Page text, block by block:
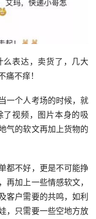
表达，卖货了，几大
不痒！
一个人考场的时候，就
视频，图片本身的吸
气的软文再加上货物的
都不好，更是不可能挣
再加上一些情感软文，
客户需要的共鸣，如利
，只需要一些空地方放